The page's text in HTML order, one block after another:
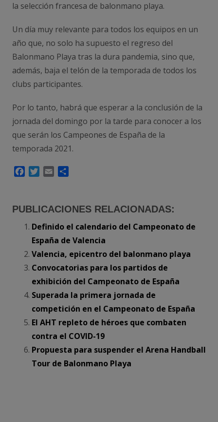
la selección francesa de balonmano playa.
Un día muy relevante para todos los equipos en un
año que, no solo ha supuesto el regreso del
Balonmano Playa tras la dura pandemia, sino que,
además, baja el telón de la temporada de todos los
clubs participantes.
Por lo tanto, habrá que esperar a la conclusión de la
jornada del domingo por la tarde para conocer a los
que serán los Campeones de España de la
temporada 2021.
FacebookTwitter
Email
PUBLICACIONES RELACIONADAS:
Definido el calendario del Campeonato de
España de Valencia
Valencia, epicentro del balonmano playa
Convocatorias para los partidos de
exhibición del Campeonato de España
Superada la primera jornada de
competición en el Campeonato de España
El AHT repleto de héroes que combaten
contra el COVID-19
Propuesta para suspender el Arena Handball
Tour de Balonmano Playa